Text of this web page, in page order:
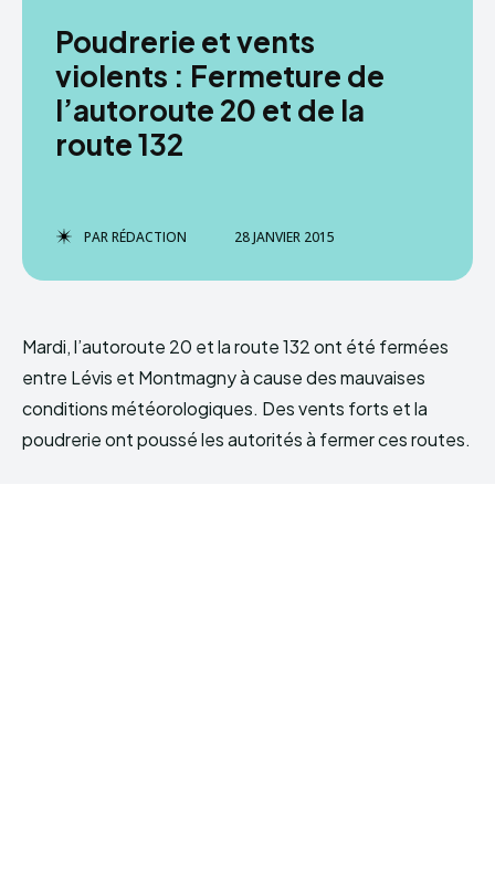
Poudrerie et vents
violents : Fermeture de
l’autoroute 20 et de la
route 132
PARRÉDACTION 28 JANVIER 2015
Mardi, l’autoroute 20 et la route 132 ont été fermées
entre Lévis et Montmagny à cause des mauvaises
conditions météorologiques. Des vents forts et la
poudrerie ont poussé les autorités à fermer ces routes.